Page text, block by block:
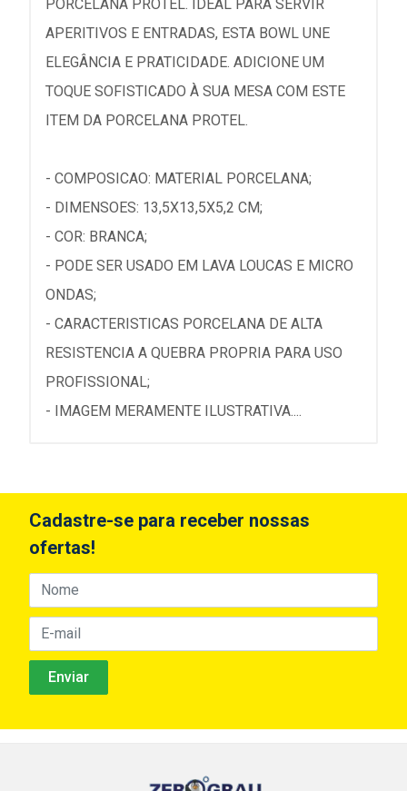
PORCELANA PROTEL. IDEAL PARA SERVIR
APERITIVOS E ENTRADAS, ESTA BOWL UNE
ELEGÂNCIA E PRATICIDADE. ADICIONE UM
TOQUE SOFISTICADO À SUA MESA COM ESTE
ITEM DA PORCELANA PROTEL.
- COMPOSICAO: MATERIAL PORCELANA;
- DIMENSOES: 13,5X13,5X5,2 CM;
- COR: BRANCA;
- PODE SER USADO EM LAVA LOUCAS E MICRO
ONDAS;
- CARACTERISTICAS PORCELANA DE ALTA
RESISTENCIA A QUEBRA PROPRIA PARA USO
PROFISSIONAL;
- IMAGEM MERAMENTE ILUSTRATIVA....
Cadastre-se para receber nossas
ofertas!